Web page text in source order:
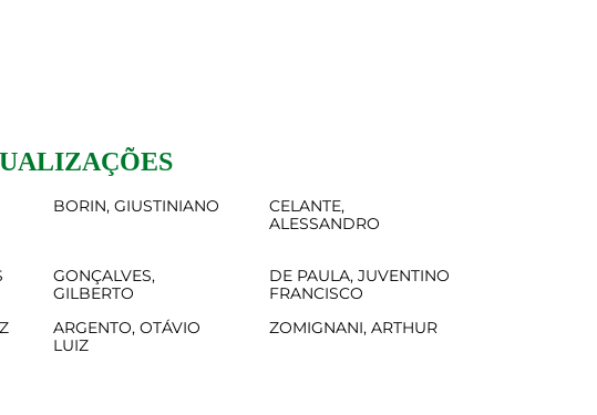
BORIN, GIUSTINIANO
CELANTE,
ALESSANDRO
GONÇALVES,
GILBERTO
DE PAULA, JUVENTINO
FRANCISCO
ARGENTO, OTÁVIO
LUIZ
ZOMIGNANI, ARTHUR